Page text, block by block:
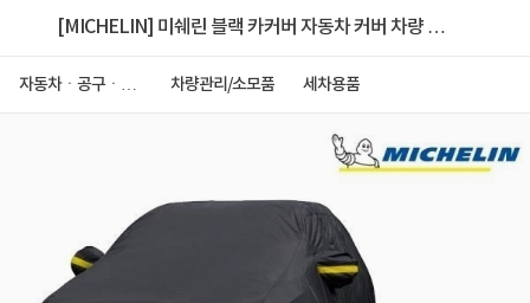
[MICHELIN] 미쉐린 블랙 카커버 자동차 커버 차량 바
자동차ㆍ공구ㆍ안
차량관리/소모품 세차용품